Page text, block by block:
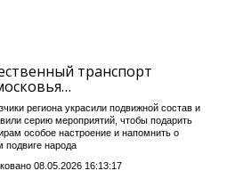
транспорт
региона украсили подвижной состав и
серию мероприятий, чтобы подарить
особое настроение и напомнить о
подвиге народа
08.05.2026 16:13:17